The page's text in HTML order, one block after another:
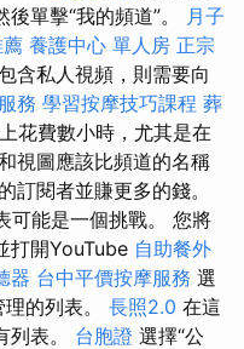
單擊“我的頻道”。
月子
養護中心 單人房 正宗
含私人視頻，則需要向
務 學習按摩技巧課程 葬
花費數小時，尤其是在
視圖應該比頻道的名稱
訂閱者並賺更多的錢。
可能是一個挑戰。 您將
打開YouTube 自助餐外
器 台中平價按摩服務 選
的列表。 長照2.0 在這
列表。 台胞證 選擇“公